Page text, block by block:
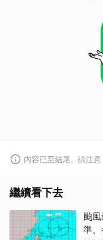
內容已至結尾。請注意
繼續看下去
颱
準